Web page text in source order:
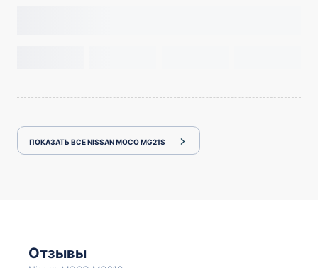
ПОКАЗАТЬ ВСЕ NISSAN MOCO MG21S
Отзывы